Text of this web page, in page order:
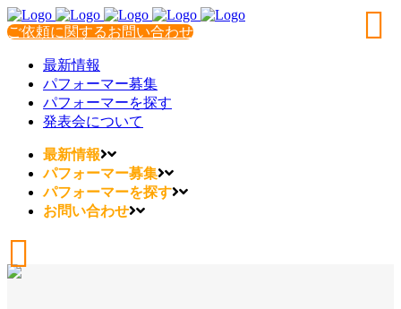
ご依頼に関するお問い合わせ
最新情報
パフォーマー募集
パフォーマーを探す
発表会について
最新情報
パフォーマー募集
パフォーマーを探す
お問い合わせ